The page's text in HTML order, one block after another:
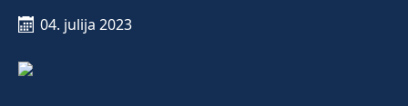
04. julija 2023